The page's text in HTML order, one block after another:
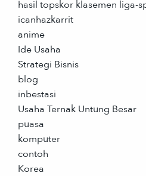
hasil topskor klasemen liga-
icanhazkarrit
anime
Ide Usaha
Strategi Bisnis
blog
inbestasi
Usaha Ternak Untung Besar
puasa
komputer
contoh
Korea